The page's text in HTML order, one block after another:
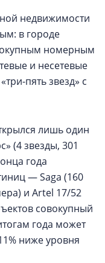
недвижимости
в городе
номерным
и несетевые
пять звезд» с
лишь один
(4 звезды, 301
года
— Saga (160
и Artel 17/52
совокупный
года может
ниже уровня